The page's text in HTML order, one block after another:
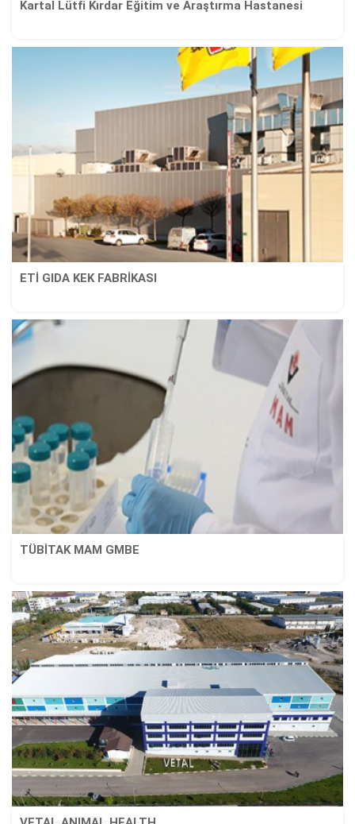
Kartal Lütfi Kırdar Eğitim ve Araştırma Hastanesi
ETİ GIDA KEK FABRİKASI
TÜBİTAK MAM GMBE